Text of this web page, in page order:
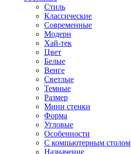
Стиль
Классические
Современные
Модерн
Хай-тек
Цвет
Белые
Венге
Светлые
Темные
Размер
Мини стенки
Форма
Угловые
Особенности
С компьютерным столом
Назначение